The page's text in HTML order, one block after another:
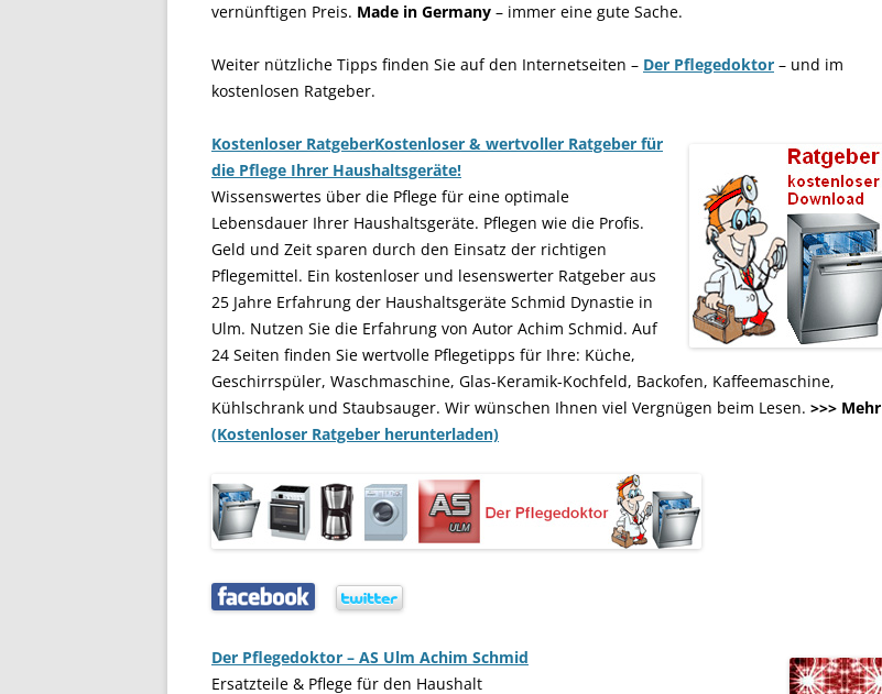
vernünftigen Preis. Made in Germany – immer eine gute Sache.
Weiter nützliche Tipps finden Sie auf den Internetseiten – Der Pflegedoktor – und im
kostenlosen Ratgeber.
Kostenloser RatgeberKostenloser & wertvoller Ratgeber für
die Pflege Ihrer Haushaltsgeräte!
Wissenswertes über die Pflege für eine optimale
Lebensdauer Ihrer Haushaltsgeräte. Pflegen wie die Profis.
Geld und Zeit sparen durch den Einsatz der richtigen
Pflegemittel. Ein kostenloser und lesenswerter Ratgeber aus
25 Jahre Erfahrung der Haushaltsgeräte Schmid Dynastie in
Ulm. Nutzen Sie die Erfahrung von Autor Achim Schmid. Auf
24 Seiten finden Sie wertvolle Pflegetipps für Ihre: Küche,
Geschirrspüler, Waschmaschine, Glas-Keramik-Kochfeld, Backofen, Kaffeemaschine,
Kühlschrank und Staubsauger. Wir wünschen Ihnen viel Vergnügen beim Lesen. >>> Mehr
(Kostenloser Ratgeber herunterladen)
Der Pflegedoktor – AS Ulm Achim Schmid
Ersatzteile & Pflege für den Haushalt